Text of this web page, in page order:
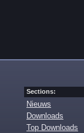
Sections:
Nieuws
Downloads
Top Downloads